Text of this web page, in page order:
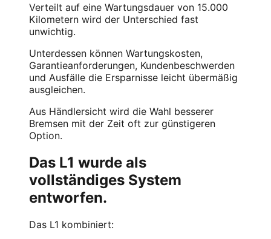
Verteilt auf eine Wartungsdauer von 15.000
Kilometern wird der Unterschied fast
unwichtig.
Unterdessen können Wartungskosten,
Garantieanforderungen, Kundenbeschwerden
und Ausfälle die Ersparnisse leicht übermäßig
ausgleichen.
Aus Händlersicht wird die Wahl besserer
Bremsen mit der Zeit oft zur günstigeren
Option.
Das L1 wurde als
vollständiges System
entworfen.
Das L1 kombiniert: